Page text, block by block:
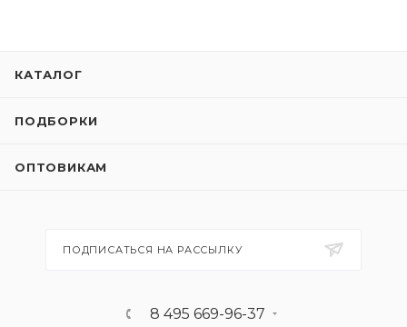
КАТАЛОГ
ПОДБОРКИ
ОПТОВИКАМ
ПОДПИСАТЬСЯ НА РАССЫЛКУ
8 495 669-96-37